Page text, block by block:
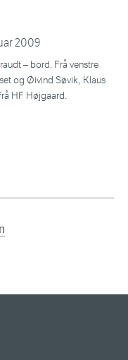
– bord. Frå venstre
og Øivind Søvik, Klaus
HF Højgaard.